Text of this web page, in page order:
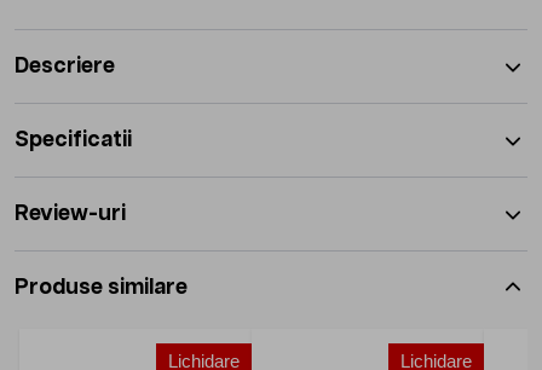
Descriere
Specificatii
Review-uri
Produse similare
Lichidare Lichidare